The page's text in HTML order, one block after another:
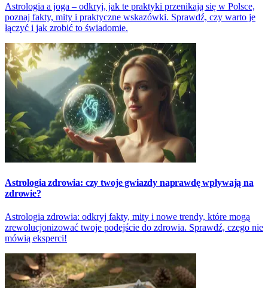
Astrologia a joga – odkryj, jak te praktyki przenikają się w Polsce,
poznaj fakty, mity i praktyczne wskazówki. Sprawdź, czy warto je
łączyć i jak zrobić to świadomie.
Astrologia zdrowia: czy twoje gwiazdy naprawdę wpływają na
zdrowie?
Astrologia zdrowia: odkryj fakty, mity i nowe trendy, które mogą
zrewolucjonizować twoje podejście do zdrowia. Sprawdź, czego nie
mówią eksperci!